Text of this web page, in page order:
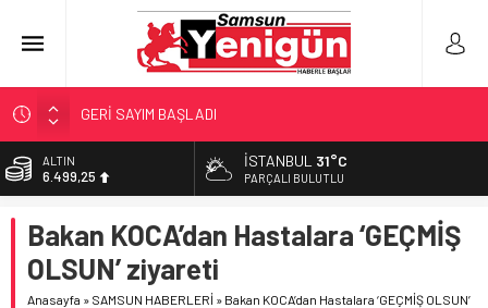
GERİ SAYIM BAŞLADI
SAMSUNSPOR’DA HEDEF 5’İNCİLİK!
‘BAFRA’YA YATIRIM YAPIN!’
YÖNETİCİ SEÇERKEN YAPILAN EN BÜYÜK HATALAR
ALTIN
6.499,25
13.798,82
DOLAR
47,5921
İSTANBUL 31°C
PARÇALI BULUTLU
Bakan KOCA’dan Hastalara ‘GEÇMİŞ
OLSUN’ ziyareti
Anasayfa » SAMSUN HABERLERİ » Bakan KOCA’dan Hastalara ‘GEÇMİŞ OLSUN’